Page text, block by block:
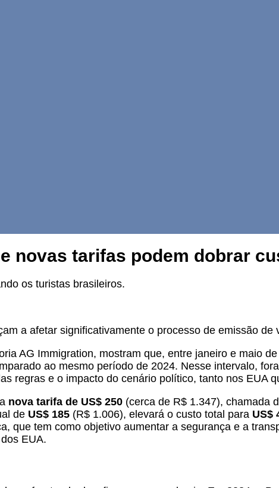
novas tarifas podem dobrar
os turistas brasileiros.
a afetar significativamente o processo de emissão de
AG Immigration, mostram que, entre janeiro e maio
ao mesmo período de 2024. Nesse intervalo,
regras e o impacto do cenário político, tanto nos EUA
nova tarifa de US$ 250 (cerca de R$ 1.347), chamada
de US$ 185 (R$ 1.006), elevará o custo total para US$
que tem como objetivo aumentar a segurança e a
EUA.